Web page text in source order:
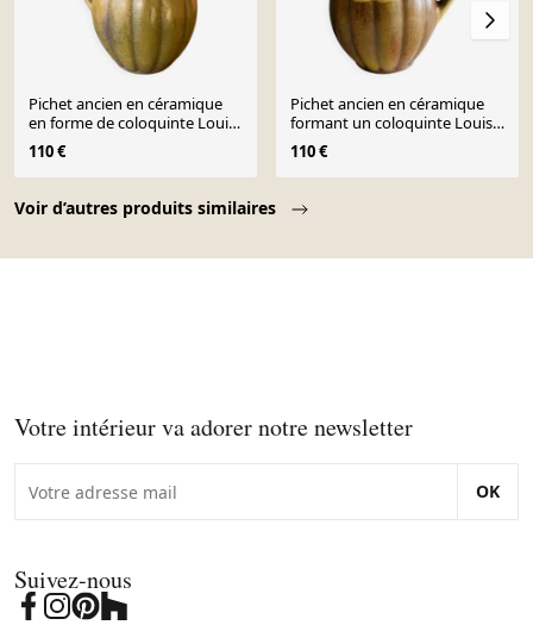
Voir d’autres produits similaires
Pichet ancien en céramique
en forme de coloquinte Louis
Lourioux
110 €
Pichet ancien en céramique
formant un coloquinte Louis
Lourioux
110 €
Votre intérieur va adorer notre newsletter
OK
Suivez-nous